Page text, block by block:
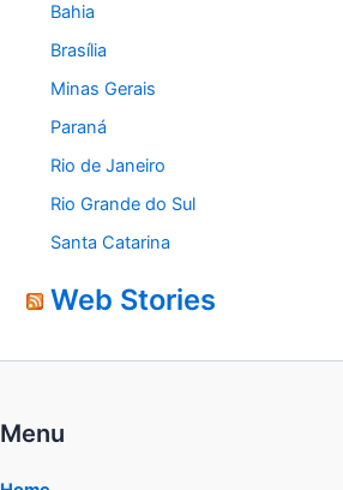
Bahia
Brasília
Minas Gerais
Paraná
Rio de Janeiro
Rio Grande do Sul
Santa Catarina
Web Stories
Menu